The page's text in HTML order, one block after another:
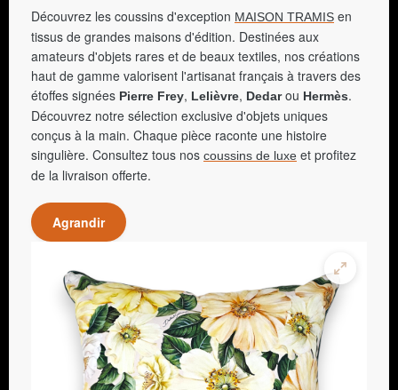
Découvrez les coussins d'exception MAISON TRAMIS en
tissus de grandes maisons d'édition. Destinées aux
amateurs d'objets rares et de beaux textiles, nos créations
haut de gamme valorisent l'artisanat français à travers des
étoffes signées Pierre Frey, Lelièvre, Dedarou Hermès.
Découvrez notre sélection exclusive d'objets uniques
conçus à la main. Chaque pièce raconte une histoire
singulière. Consultez tous nos coussins de luxe et profitez
de la livraison offerte.
Agrandir